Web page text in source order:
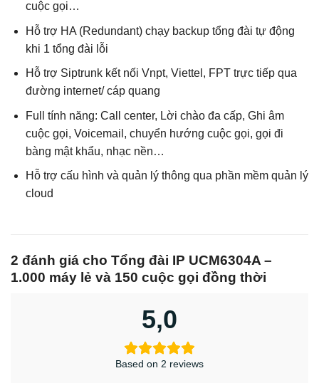
cuộc gọi…
Hỗ trợ HA (Redundant) chạy backup tổng đài tự động
khi 1 tổng đài lỗi
Hỗ trợ Siptrunk kết nối Vnpt, Viettel, FPT trực tiếp qua
đường internet/ cáp quang
Full tính năng: Call center, Lời chào đa cấp, Ghi âm
cuộc gọi, Voicemail, chuyển hướng cuộc gọi, gọi đi
bàng mật khẩu, nhạc nền…
Hỗ trợ cấu hình và quản lý thông qua phần mềm quản lý
cloud
2 đánh giá cho Tổng đài IP UCM6304A –
1.000 máy lẻ và 150 cuộc gọi đồng thời
5,0
Based on 2 reviews